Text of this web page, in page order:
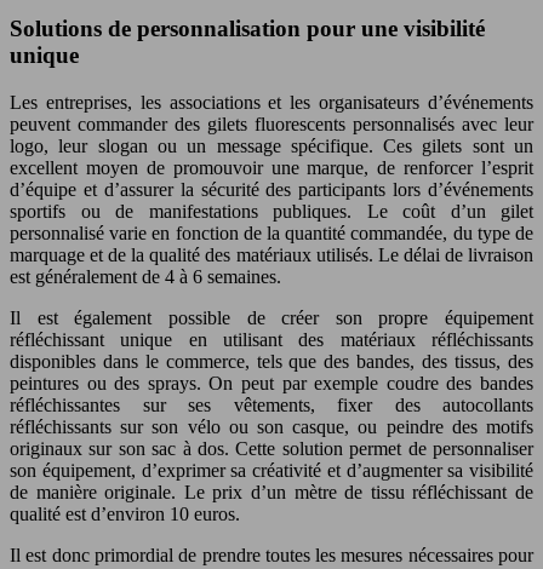
Solutions de personnalisation pour une visibilité
unique
Les entreprises, les associations et les organisateurs d’événements
peuvent commander des gilets fluorescents personnalisés avec leur
logo, leur slogan ou un message spécifique. Ces gilets sont un
excellent moyen de promouvoir une marque, de renforcer l’esprit
d’équipe et d’assurer la sécurité des participants lors d’événements
sportifs ou de manifestations publiques. Le coût d’un gilet
personnalisé varie en fonction de la quantité commandée, du type de
marquage et de la qualité des matériaux utilisés. Le délai de livraison
est généralement de 4 à 6 semaines.
Il est également possible de créer son propre équipement
réfléchissant unique en utilisant des matériaux réfléchissants
disponibles dans le commerce, tels que des bandes, des tissus, des
peintures ou des sprays. On peut par exemple coudre des bandes
réfléchissantes sur ses vêtements, fixer des autocollants
réfléchissants sur son vélo ou son casque, ou peindre des motifs
originaux sur son sac à dos. Cette solution permet de personnaliser
son équipement, d’exprimer sa créativité et d’augmenter sa visibilité
de manière originale. Le prix d’un mètre de tissu réfléchissant de
qualité est d’environ 10 euros.
Il est donc primordial de prendre toutes les mesures nécessaires pour